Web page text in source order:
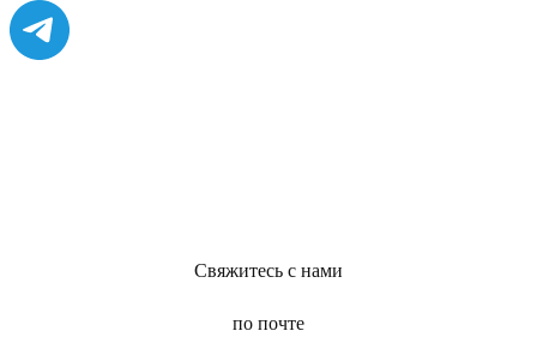
Свяжитесь с нами
по почте